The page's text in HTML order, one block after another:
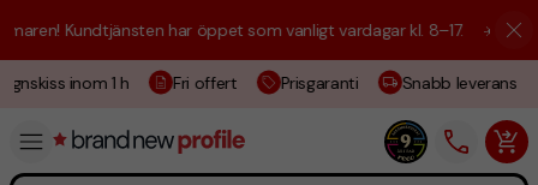
Kundtjänsten har öppet som vanligt vardagar kl. 8–17. ☀️ Vi är
inom 1 h Fri offert Prisgaranti Snabb leverans